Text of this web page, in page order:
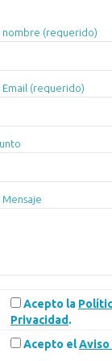
nombre (requerido)
Email (requerido)
Mensaje
Acepto la
Privacidad .
Acepto elAviso